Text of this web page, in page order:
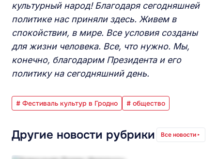
культурный народ! Благодаря сегодняшней
политике нас приняли здесь. Живем в
спокойствии, в мире. Все условия созданы
для жизни человека. Все, что нужно. Мы,
конечно, благодарим Президента и его
политику на сегодняшний день.
# Фестиваль культур в Гродно # общество
Другие новости рубрики Все новости